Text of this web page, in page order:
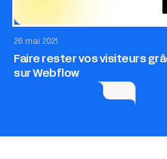
26 mai 2021
Faire rester vos visiteurs
sur Webflow